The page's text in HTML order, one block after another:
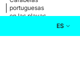
portuguesas
en las playas
ES